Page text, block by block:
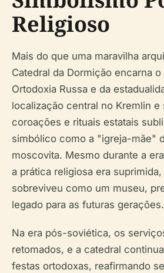
Religioso
Mais do que uma maravilha
Catedral da Dormição encarna
Ortodoxia Russa e da
localização central no Kremlin e
coroações e rituais estatais
simbólico como a "igreja-mãe"
moscovita. Mesmo durante a
a prática religiosa era suprimida,
sobreviveu como um museu,
legado para as futuras gerações.
Na era pós-soviética, os
retomados, e a catedral
festas ortodoxas, reafirmando